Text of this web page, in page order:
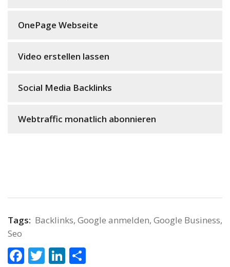
OnePage Webseite
Video erstellen lassen
Social Media Backlinks
Webtraffic monatlich abonnieren
Tags: Backlinks, Google anmelden, Google Business,
Seo
Facebook
TwitterLinkedIn